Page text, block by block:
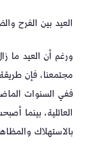
العيد بين الفرح
ورغم أن العيد ما
مجتمعنا، فإن
ففي السنوات
العائلية، بينما
بالاستهلاك